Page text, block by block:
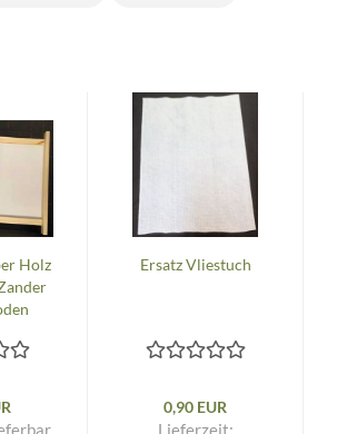
Holz
Ersatz Vliestuch
0,90 EUR
Lieferzeit: